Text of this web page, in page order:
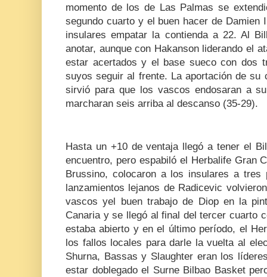
momento de los de Las Palmas se
segundo cuarto y el buen hacer de Damien
insulares empatar la contienda a 22. Al
anotar, aunque con Hakanson liderando el
estar acertados y el base sueco con dos
suyos seguir al frente. La aportación de su
sirvió para que los vascos endosaran a
marcharan seis arriba al descanso (35-29).
Hasta un +10 de ventaja llegó a tener el
encuentro, pero espabiló el Herbalife Gran
Brussino, colocaron a los insulares a tres
lanzamientos lejanos de Radicevic
vascos yel buen trabajo de Diop en la
Canaria y se llegó al final del tercer cuarto
estaba abierto y en el último período, el
los fallos locales para darle la vuelta al
Shurna, Bassas y Slaughter eran los
estar doblegado el Surne Bilbao Basket